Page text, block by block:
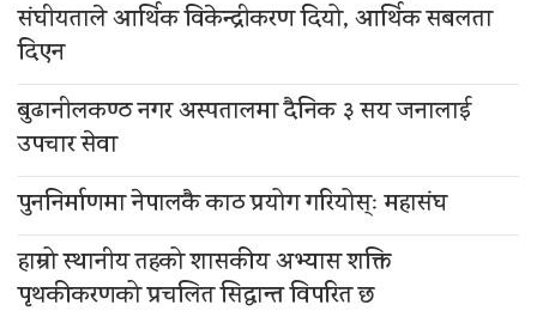
संघीयताले आर्थिक विकेन्द्रीकरण दियो, आर्थिक सबलता
दिएन
बुढानीलकण्ठ नगर अस्पतालमा दैनिक ३ सय जनालाई
उपचार सेवा
पुननिर्माणमा नेपालकै काठ प्रयोग गरियोस्ः महासंघ
हाम्रो स्थानीय तहको शासकीय अभ्यास शक्ति
पृथकीकरणको प्रचलित सिद्धान्त विपरित छ